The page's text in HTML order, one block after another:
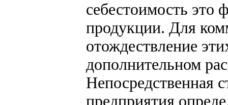
себестоимость это
продукции. Для
отождествление
дополнительном
Непосредственная
предприятия